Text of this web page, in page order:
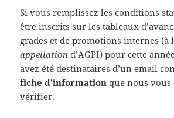
Si vous remplissez les conditions
être inscrits sur les tableaux
grades et de promotions internes (à
appellation d’AGPI) pour cette
avez été destinataires d’un email
fiche d’information que nous vous
vérifier.